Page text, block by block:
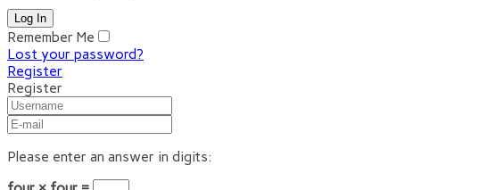
Remember Me
Lost your password?
Register
Register
Please enter an answer in digits: